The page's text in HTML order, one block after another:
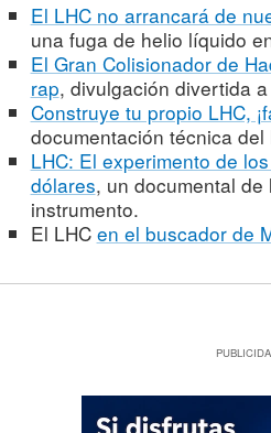
El LHC no arrancará de
una fuga de helio líquido
El Gran Colisionador de
rap, divulgación divertida
Construye tu propio LHC,
documentación técnica del
LHC: El experimento de
dólares, un documental
instrumento.
El LHC en el buscador de